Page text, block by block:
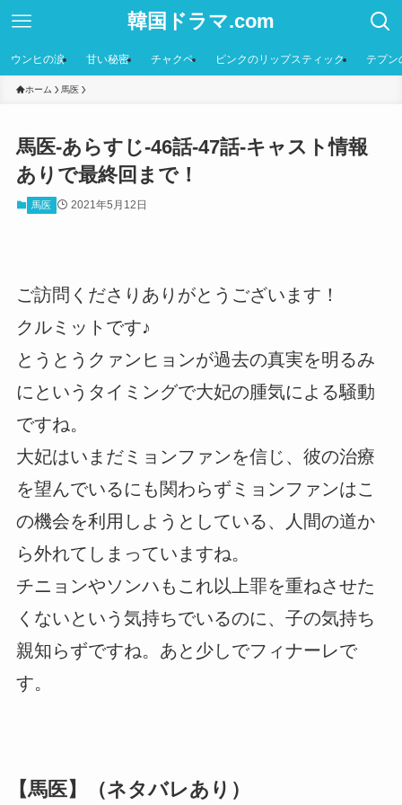
韓国ドラマ.com
ウンヒの涙 甘い秘密 チャクペ ピンクのリップスティック テプン
ホーム 馬医
馬医-あらすじ-46話-47話-キャスト情報
ありで最終回まで！
馬医 2021年5月12日
ご訪問くださりありがとうございます！
クルミットです♪
とうとうクァンヒョンが過去の真実を明るみ
にというタイミングで大妃の腫気による騒動
ですね。
大妃はいまだミョンファンを信じ、彼の治療
を望んでいるにも関わらずミョンファンはこ
の機会を利用しようとしている、人間の道か
ら外れてしまっていますね。
チニョンやソンハもこれ以上罪を重ねさせた
くないという気持ちでいるのに、子の気持ち
親知らずですね。あと少しでフィナーレで
す。
【馬医】（ネタバレあり）